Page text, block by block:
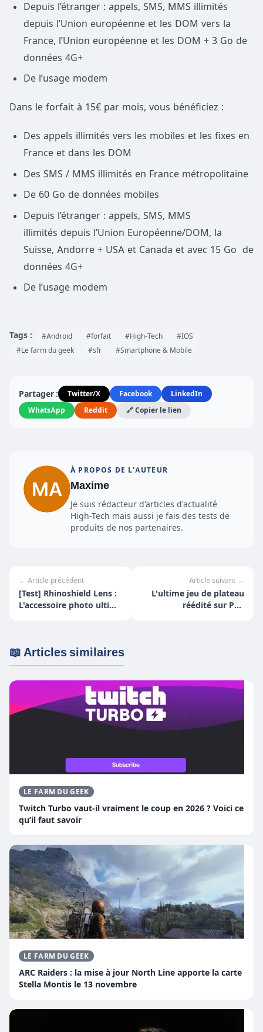
Depuis l’étranger : appels, SMS, MMS illimités
depuis l’Union européenne et les DOM vers la
France, l’Union européenne et les DOM + 3 Go de
données 4G+
De l’usage modem
Dans le forfait à 15€ par mois, vous bénéficiez :
Des appels illimités vers les mobiles et les fixes en
France et dans les DOM
Des SMS / MMS illimités en France métropolitaine
De 60 Go de données mobiles
Depuis l’étranger : appels, SMS, MMS
illimités depuis l’Union Européenne/DOM, la
Suisse, Andorre + USA et Canada et avec 15 Go de
données 4G+
De l’usage modem
Tags : #Android #forfait #High-Tech
#IOS
#Le farm du geek
#sfr #Smartphone & Mobile
Partager : Twitter/X Facebook
LinkedIn
WhatsApp
Reddit 🔗 Copier le lien
À PROPOS DE L'AUTEUR
Maxime
Je suis rédacteur d'articles d'actualité
High-Tech mais aussi je fais des tests de
produits de nos partenaires.
← Article précédent
[Test] Rhinoshield Lens :
L'accessoire photo ultime
Article suivant →
L'ultime jeu de plateau
réédité sur PC :
📖 Articles similaires
LE FARM DU GEEK
Twitch Turbo vaut-il vraiment le coup en 2026 ? Voici ce
qu’il faut savoir
LE FARM DU GEEK
ARC Raiders : la mise à jour North Line apporte la carte
Stella Montis le 13 novembre